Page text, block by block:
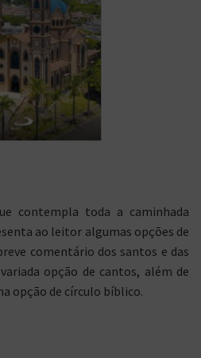
contempla toda a caminhada
ao leitor algumas opções de
comentário dos santos e das
opção de cantos, além de
opção de círculo bíblico.